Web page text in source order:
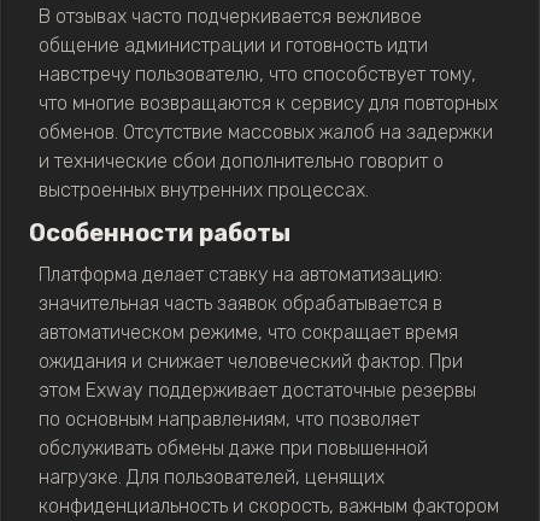
В отзывах часто подчеркивается вежливое
общение администрации и готовность идти
навстречу пользователю, что способствует тому,
что многие возвращаются к сервису для повторных
обменов. Отсутствие массовых жалоб на задержки
и технические сбои дополнительно говорит о
выстроенных внутренних процессах.
Особенности работы
Платформа делает ставку на автоматизацию:
значительная часть заявок обрабатывается в
автоматическом режиме, что сокращает время
ожидания и снижает человеческий фактор. При
этом Exway поддерживает достаточные резервы
по основным направлениям, что позволяет
обслуживать обмены даже при повышенной
нагрузке. Для пользователей, ценящих
конфиденциальность и скорость, важным фактором